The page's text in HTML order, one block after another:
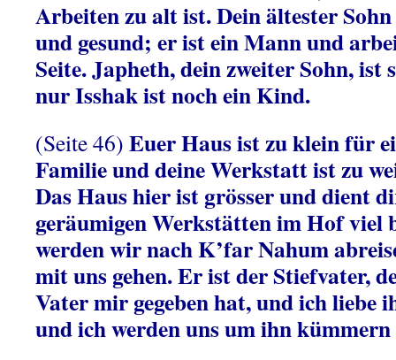
Arbeiten zu alt ist. Dein ältester
und gesund; er ist ein Mann und
Seite. Japheth, dein zweiter Sohn, ist
nur Isshak ist noch ein Kind.
(Seite 46) Euer Haus ist zu klein für
Familie und deine Werkstatt ist zu
Das Haus hier ist grösser und dient
geräumigen Werkstätten im Hof viel
werden wir nach K’far Nahum
mit uns gehen. Er ist der Stiefvater,
Vater mir gegeben hat, und ich liebe
und ich werden uns um ihn